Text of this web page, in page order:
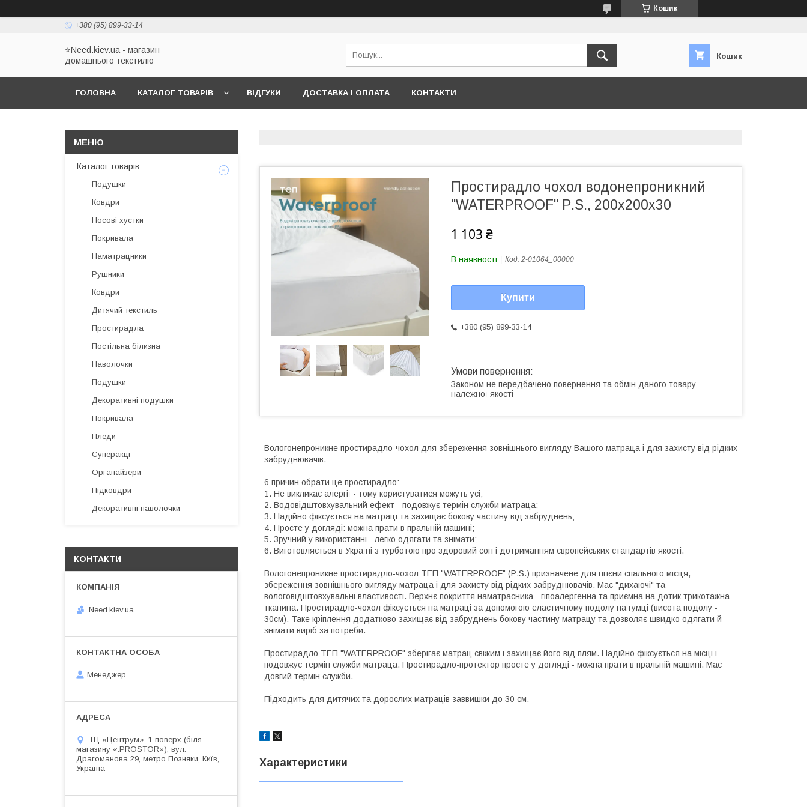
Кошик
+380 (95) 899-33-14
⭐Need.kiev.ua - магазин
домашнього текстилю
Кошик
ГОЛОВНА КАТАЛОГ ТОВАРІВ ВІДГУКИ ДОСТАВКА І ОПЛАТА КОНТАКТИ
Простирадло чохол водонепроникний
"WATERPROOF" Р.S., 200x200x30
1 103 ₴
В наявності Код: 2-01064_00000
Купити
+380 (95) 899-33-14
Законом не передбачено повернення та обмін даного товару
належної якості
Вологонепроникне простирадло-чохол для збереження зовнішнього вигляду Вашого матраца і для захисту від рідких
забруднювачів.
6 причин обрати це простирадло:
1. Не викликає алергії - тому користуватися можуть усі;
2. Водовідштовхувальний ефект - подовжує термін служби матраца;
3. Надійно фіксується на матраці та захищає бокову частину від забруднень;
4. Просте у догляді: можна прати в пральній машині;
5. Зручний у використанні - легко одягати та знімати;
6. Виготовляється в Україні з турботою про здоровий сон і дотриманням європейських стандартів якості.
Вологонепроникне простирадло-чохол ТЕП "WATERPROOF" (Р.S.) призначене для гігієни спального місця,
збереження зовнішнього вигляду матраца і для захисту від рідких забруднювачів. Має "дихаючі" та
вологовідштовхувальні властивості. Верхнє покриття наматрасника - гіпоалергенна та приємна на дотик трикотажна
тканина. Простирадло-чохол фіксується на матраці за допомогою еластичному подолу на гумці (висота подолу -
30см). Таке кріплення додатково захищає від забруднень бокову частину матрацу та дозволяє швидко одягати й
знімати виріб за потреби.
Простирадло ТЕП "WATERPROOF" зберігає матрац свіжим і захищає його від плям. Надійно фіксується на місці і
подовжує термін служби матраца. Простирадло-протектор просте у догляді - можна прати в пральній машині. Має
довгий термін служби.
Підходить для дитячих та дорослих матраців заввишки до 30 см.
Характеристики
Каталог товарів
Подушки
Ковдри
Носові хустки
Покривала
Наматрацники
Рушники
Ковдри
Дитячий текстиль
Простирадла
Постільна білизна
Наволочки
Подушки
Декоративні подушки
Покривала
Пледи
Суперакції
Органайзери
Підковдри
Декоративні наволочки
КОНТАКТИ
Need.kiev.ua
Менеджер
ТЦ «Центрум», 1 поверх (біля
магазину «.PROSTOR»), вул.
Драгоманова 29, метро Позняки, Київ,
Україна